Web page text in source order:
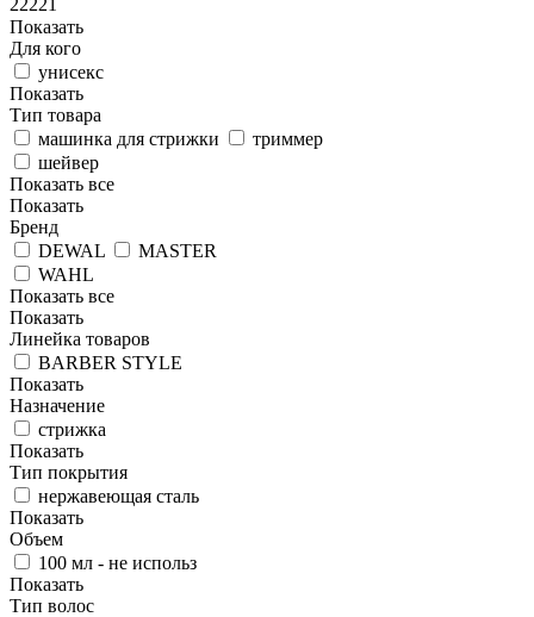
22221
Показать
Для кого
унисекс
Показать
Тип товара
машинка для стрижки
триммер
шейвер
Показать все
Показать
Бренд
DEWAL
MASTER
WAHL
Показать все
Показать
Линейка товаров
BARBER STYLE
Показать
Назначение
стрижка
Показать
Тип покрытия
нержавеющая сталь
Показать
Объем
100 мл - не использ
Показать
Тип волос